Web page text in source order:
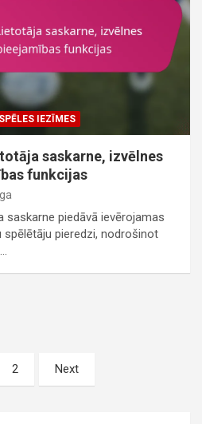
IEZĪMES
saskarne, izvēlnes
funkcijas
saskarne piedāvā ievērojamas
pieredzi, nodrošinot
2 Next